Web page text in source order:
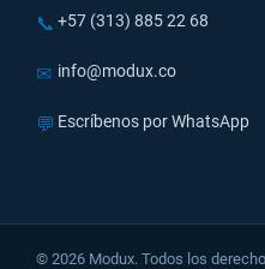
📞 +57 (313) 885 22 68
✉ info@modux.co
💬 Escríbenos por WhatsApp
© 2026 Modux. Todos los